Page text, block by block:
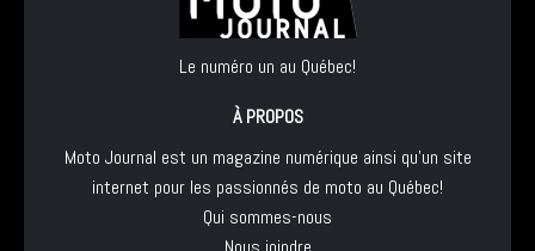
Le numéro un au Québec!
À PROPOS
Moto Journal est un magazine numérique ainsi qu'un site
internet pour les passionnés de moto au Québec!
Qui sommes-nous